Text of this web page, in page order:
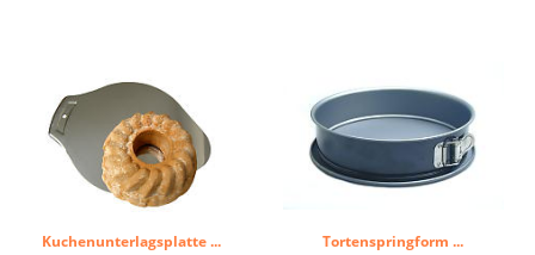
Kuchenunterlagsplatte ... Tortenspringform ...